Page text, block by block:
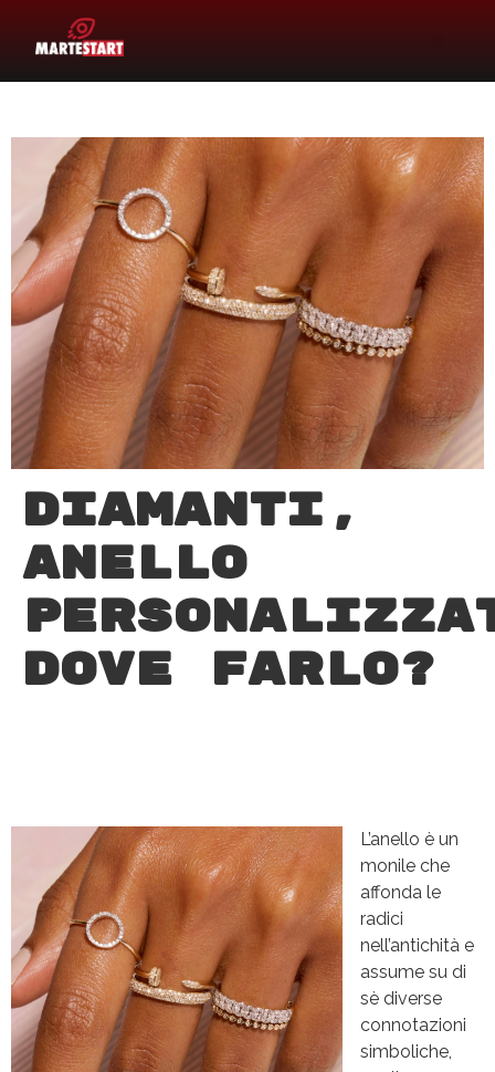
Diamanti,
anello
dove farlo?
L’anello è un
monile che
affonda le
radici
nell’antichità e
assume su di
sè diverse
connotazioni
simboliche,